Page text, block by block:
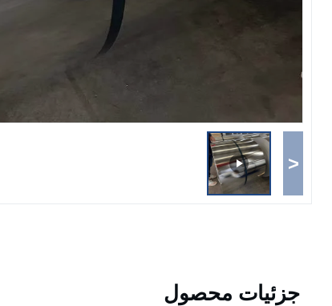
<
جزئیات محصول